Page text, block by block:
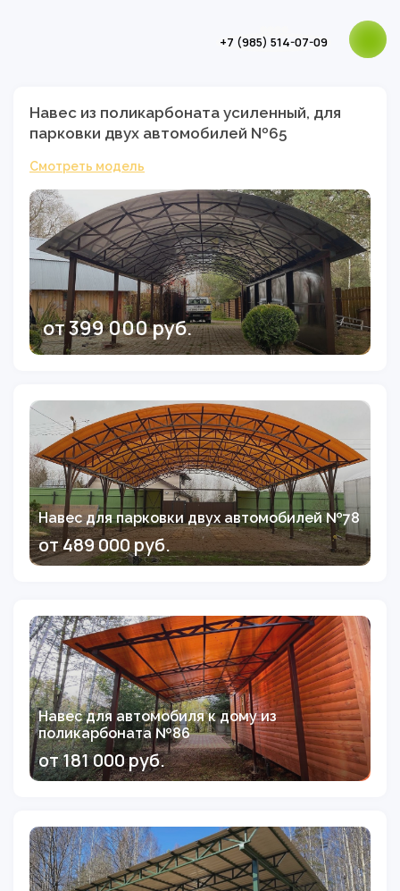
+7 (985) 514-07-09
Навес из поликарбоната усиленный, для
парковки двух автомобилей №65
Смотреть модель
от 399 000 руб.
Навес для парковки двух автомобилей №78
от 489 000 руб.
Навес для автомобиля к дому из
поликарбоната №86
от 181 000 руб.